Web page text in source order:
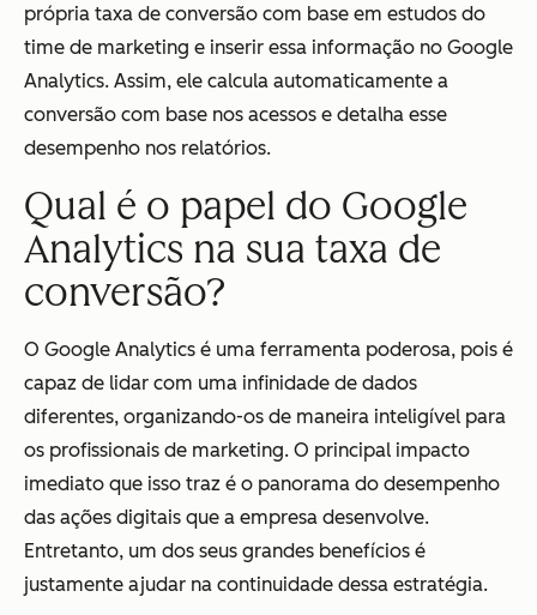
própria taxa de conversão com base em estudos do
time de marketing e inserir essa informação no Google
Analytics. Assim, ele calcula automaticamente a
conversão com base nos acessos e detalha esse
desempenho nos relatórios.
Qual é o papel do Google
Analytics na sua taxa de
conversão?
O Google Analytics é uma ferramenta poderosa, pois é
capaz de lidar com uma infinidade de dados
diferentes, organizando-os de maneira inteligível para
os profissionais de marketing. O principal impacto
imediato que isso traz é o panorama do desempenho
das ações digitais que a empresa desenvolve.
Entretanto, um dos seus grandes benefícios é
justamente ajudar na continuidade dessa estratégia.